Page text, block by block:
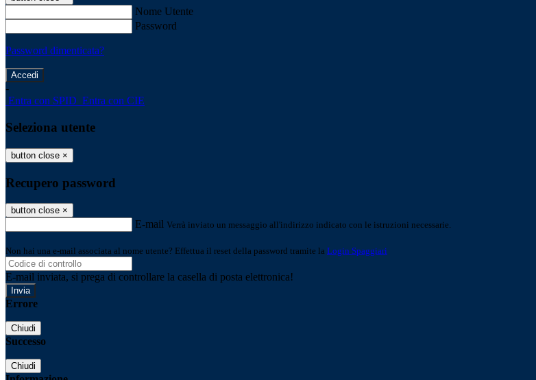
Nome Utente
Password
Password dimenticata?
-
Entra con SPID Entra con CIE
Seleziona utente
button close ×
Recupero password
button close ×
E-mail Verrà inviato un messaggio all'indirizzo indicato con le istruzioni necessarie.
Non hai una e-mail associata al nome utente? Effettua il reset della password tramite la Login Spaggiari
E-mail inviata, si prega di controllare la casella di posta elettronica!
Errore
Chiudi
Successo
Chiudi